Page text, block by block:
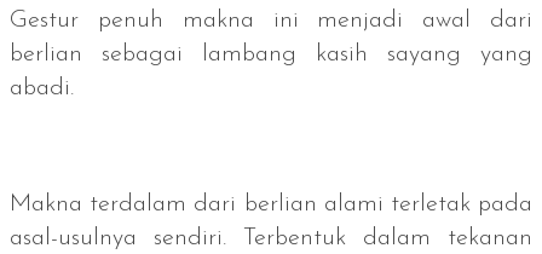
Gestur penuh makna ini menjadi awal dari
berlian sebagai lambang kasih sayang yang
abadi.
Makna terdalam dari berlian alami terletak pada
asal-usulnya sendiri. Terbentuk dalam tekanan